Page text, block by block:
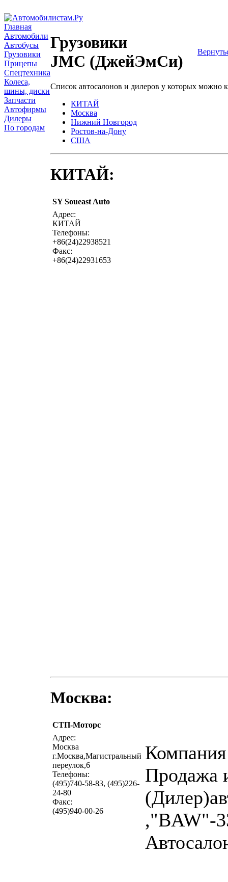
Главная
Автомобили
Автобусы
Грузовики
Прицепы
Спецтехника
Колеса,
шины, диски
Запчасти
Автофирмы
Дилеры
По городам
Грузовики
JMC (ДжейЭмСи)
Список автосалонов и дилеров у которых можно
КИТАЙ
Москва
Нижний Новгород
Ростов-на-Дону
США
КИТАЙ:
SY Soueast Auto
Адрес:
КИТАЙ
Телефоны:
+86(24)22938521
Факс:
+86(24)22931653
Москва:
СТП-Моторс
Адрес:
Москва
г.Москва,Магистральный
переулок,6
Телефоны:
(495)740-58-83, (495)226-
24-80
Факс:
(495)940-00-26
Продажа
,"BAW"-